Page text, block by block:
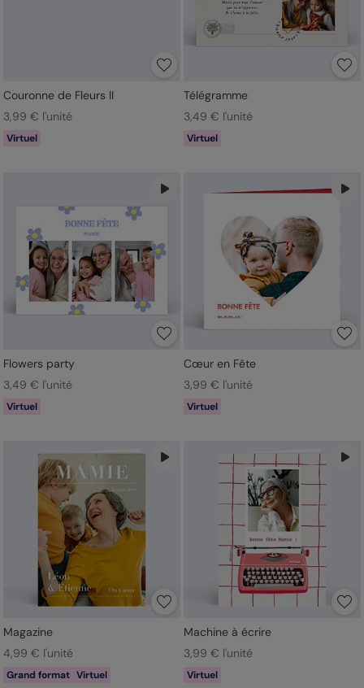
Couronne de Fleurs II
3,99 € l'unité
Virtuel
Télégramme
3,49 € l'unité
Virtuel
Flowers party
3,49 € l'unité
Virtuel
Cœur en Fête
3,99 € l'unité
Virtuel
Magazine
4,99 € l'unité
Grand format Virtuel
Machine à écrire
3,99 € l'unité
Virtuel